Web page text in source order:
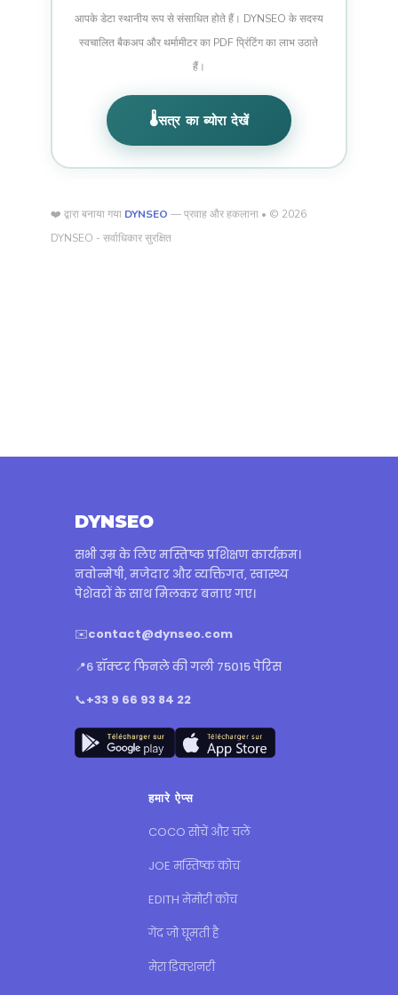
आपके डेटा स्थानीय रूप से संसाधित होते हैं। DYNSEO के सदस्य
स्वचालित बैकअप और थर्मामीटर का PDF प्रिंटिंग का लाभ उठाते
हैं।
🌡️सत्र का ब्योरा देखें
❤️ द्वारा बनाया गया DYNSEO — प्रवाह और हकलाना • © 2026
DYNSEO - सर्वाधिकार सुरक्षित
DYNSEO
सभी उम्र के लिए मस्तिष्क प्रशिक्षण कार्यक्रम।
नवोन्मेषी, मजेदार और व्यक्तिगत, स्वास्थ्य
पेशेवरों के साथ मिलकर बनाए गए।
✉️contact@dynseo.com
📍6 डॉक्टर फिनले की गली 75015 पेरिस
📞+33 9 66 93 84 22
हमारे ऐप्स
COCO सोचें और चलें
JOE मस्तिष्क कोच
EDITH मेमोरी कोच
गेंद जो घूमती है
मेरा डिक्शनरी